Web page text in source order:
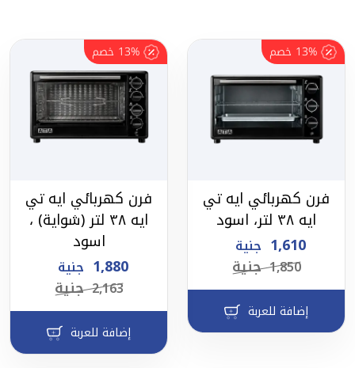
13% خصم
فرن كهربائي ايه تي
ايه ٣٨ لتر، اسود
1,610 جنية
1,850 جنية
إضافة للعربة
13% خصم
فرن كهربائي ايه تي
ايه ٣٨ لتر (شواية) ،
اسود
1,880 جنية
2,163 جنية
إضافة للعربة